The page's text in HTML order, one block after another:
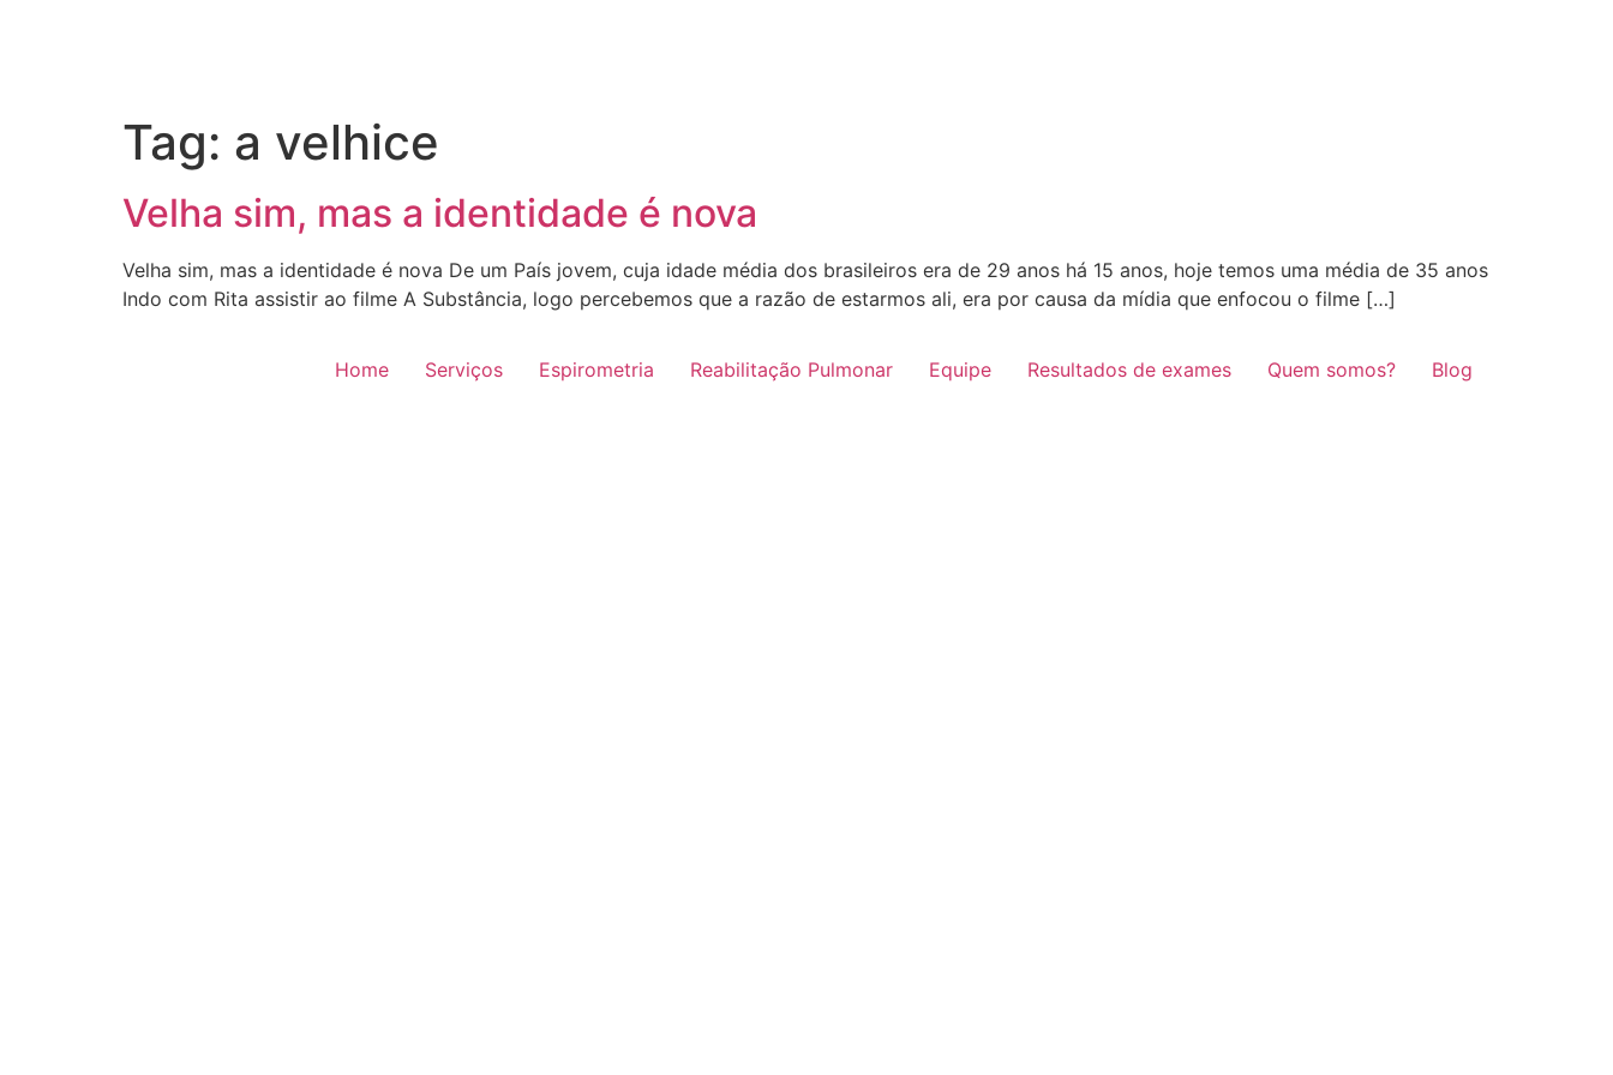
Tag: a velhice
Velha sim, mas a identidade é nova
Velha sim, mas a identidade é nova De um País jovem, cuja idade média dos brasileiros era de 29 anos há 15 anos, hoje temos uma média de 35 anos
Indo com Rita assistir ao filme A Substância, logo percebemos que a razão de estarmos ali, era por causa da mídia que enfocou o filme […]
Home Serviços Espirometria Reabilitação Pulmonar Equipe Resultados de exames Quem somos? Blog